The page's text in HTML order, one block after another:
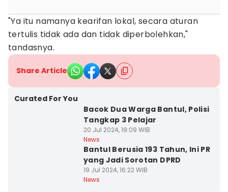
"Ya itu namanya kearifan lokal, secara aturan
tertulis tidak ada dan tidak diperbolehkan,"
tandasnya.
Share Article
Curated For You
Bacok Dua Warga Bantul, Polisi
Tangkap 3 Pelajar
20 Jul 2024, 19:09 WIB
News
Bantul Berusia 193 Tahun, Ini PR
yang Jadi Sorotan DPRD
19 Jul 2024, 16:22 WIB
News